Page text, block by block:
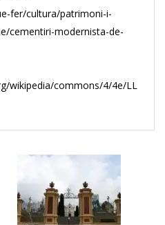
fer/cultura/patrimoni-i-
cementiri-modernista-de-
wikipedia/commons/4/4e/LL